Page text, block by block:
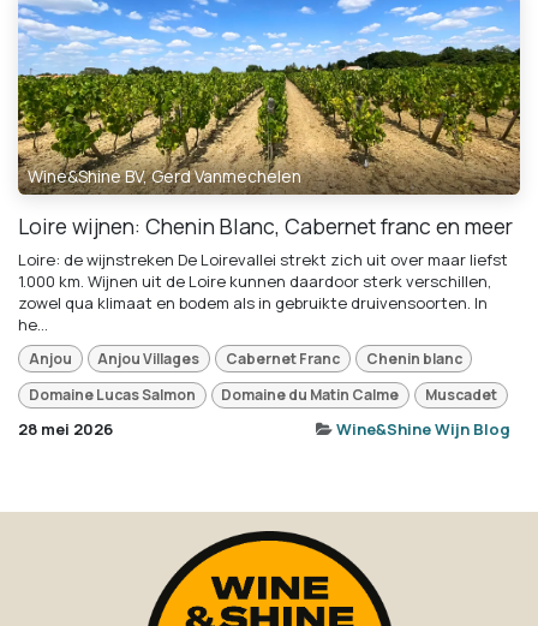
Wine&Shine BV, Gerd Vanmechelen
Loire wijnen: Chenin Blanc, Cabernet franc en meer
Loire: de wijnstreken De Loirevallei strekt zich uit over maar liefst
1.000 km. Wijnen uit de Loire kunnen daardoor sterk verschillen,
zowel qua klimaat en bodem als in gebruikte druivensoorten. In
he...
Anjou Anjou Villages Cabernet Franc
Chenin blanc
Domaine Lucas Salmon
Domaine du Matin Calme Muscadet
28 mei 2026 Wine&Shine Wijn Blog